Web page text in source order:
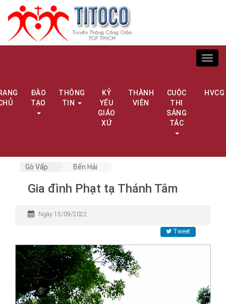
ĐÀO
TẠO
THÔNG
TIN
KỶ
YẾU
GIÁO
XỨ
THÀNH
VIÊN
CUỘC
THI
SÁNG
TÁC
HVCG
Gò Vấp Bến Hải
Gia đình Phạt tạ Thánh Tâm
Ngày 15/09/2022
Tweet